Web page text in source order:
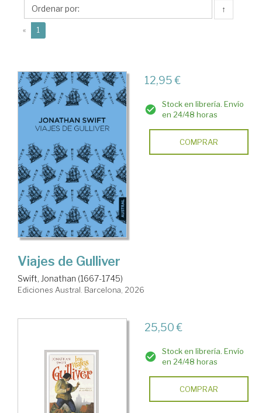
(1667-
1745)
↑
« 1
12,95 €
Stock en librería. Envío
en 24/48 horas
COMPRAR
Viajes de Gulliver
Swift, Jonathan (1667-1745)
Ediciones Austral. Barcelona, 2026
25,50 €
Stock en librería. Envío
en 24/48 horas
COMPRAR